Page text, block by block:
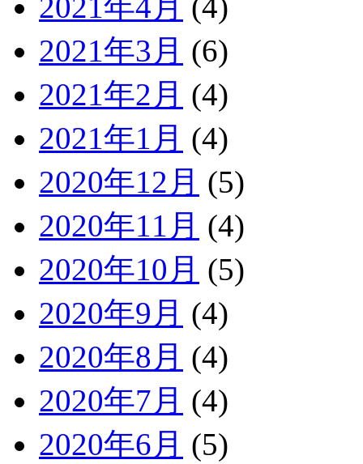
2021年3月 (6)
2021年2月 (4)
2021年1月 (4)
2020年12月 (5)
2020年11月 (4)
2020年10月 (5)
2020年9月 (4)
2020年8月 (4)
2020年7月 (4)
2020年6月 (5)